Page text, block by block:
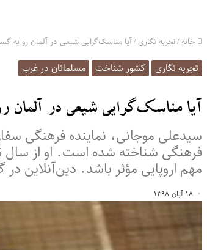
خانه/تجربه نگاری/آیا مناسک‌گرایی شیعی در آلمان رو به
تجربه نگاری کشور شناخت مسلمانان در غرب
آیا مناسک‌گرایی شیعی در
سیدعلی موجانی، نماینده فرهنگی
مهم اروپایی مؤثر باشد. دین‌آنلاین
۱۸ آبان ۱۳۹۸